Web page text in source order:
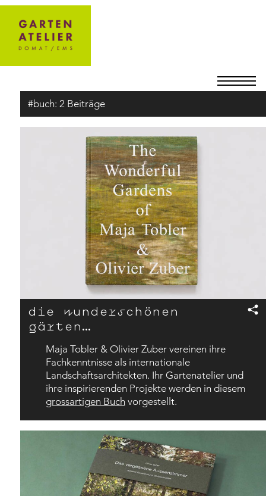
#buch: 2 Beiträge
die wunderschönen
gärten…
Maja Tobler & Olivier Zuber vereinen ihre
Fachkenntnisse als internationale
Landschaftsarchitekten. Ihr Gartenatelier und
ihre inspirierenden Projekte werden in diesem
grossartigen Buch vorgestellt.